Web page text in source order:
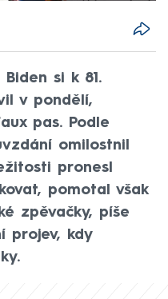
si k 81.
v pondělí,
pas. Podle
omilostnil
pronesl
pomotal však
zpěvačky, píše
projev, kdy